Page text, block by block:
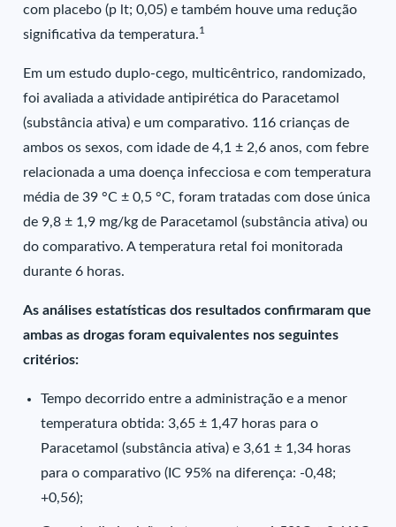
com placebo (p lt; 0,05) e também houve uma redução
significativa da temperatura.1
Em um estudo duplo-cego, multicêntrico, randomizado,
foi avaliada a atividade antipirética do Paracetamol
(substância ativa) e um comparativo. 116 crianças de
ambos os sexos, com idade de 4,1 ± 2,6 anos, com febre
relacionada a uma doença infecciosa e com temperatura
média de 39 °C ± 0,5 °C, foram tratadas com dose única
de 9,8 ± 1,9 mg/kg de Paracetamol (substância ativa) ou
do comparativo. A temperatura retal foi monitorada
durante 6 horas.
As análises estatísticas dos resultados confirmaram que
ambas as drogas foram equivalentes nos seguintes
critérios:
Tempo decorrido entre a administração e a menor
temperatura obtida: 3,65 ± 1,47 horas para o
Paracetamol (substância ativa) e 3,61 ± 1,34 horas
para o comparativo (IC 95% na diferença: -0,48;
+0,56);